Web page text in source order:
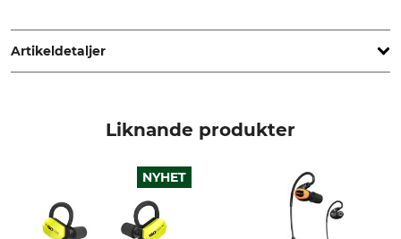
www.grube.de
Artikeldetaljer
Liknande produkter
NYHET